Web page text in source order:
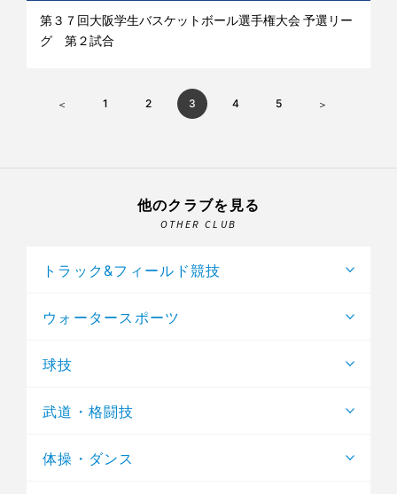
第３７回大阪学生バスケットボール選手権大会 予選リー
グ 第２試合
1 2 3 4 5
他のクラブを見る
OTHER CLUB
トラック&フィールド競技
ウォータースポーツ
球技
武道・格闘技
体操・ダンス